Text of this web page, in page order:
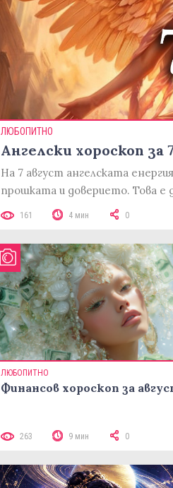
ЛЮБОПИТНО
Ангелски хороскоп за
На 7 август ангелската
прошката и доверието. Това е
161 4 мин 0
ЛЮБОПИТНО
Финансов хороскоп за
263 9 мин 0